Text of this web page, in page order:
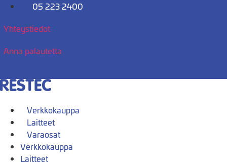
Mene
05 223 2400
Yhteystiedot
Anna palautetta
Verkkokauppa
Laitteet
Varaosat
Verkkokauppa
Laitteet